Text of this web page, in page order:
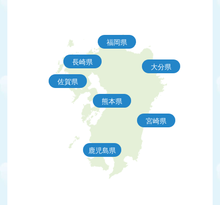
福岡県
大分県
佐賀県
長崎県
熊本県
宮崎県
鹿児島県